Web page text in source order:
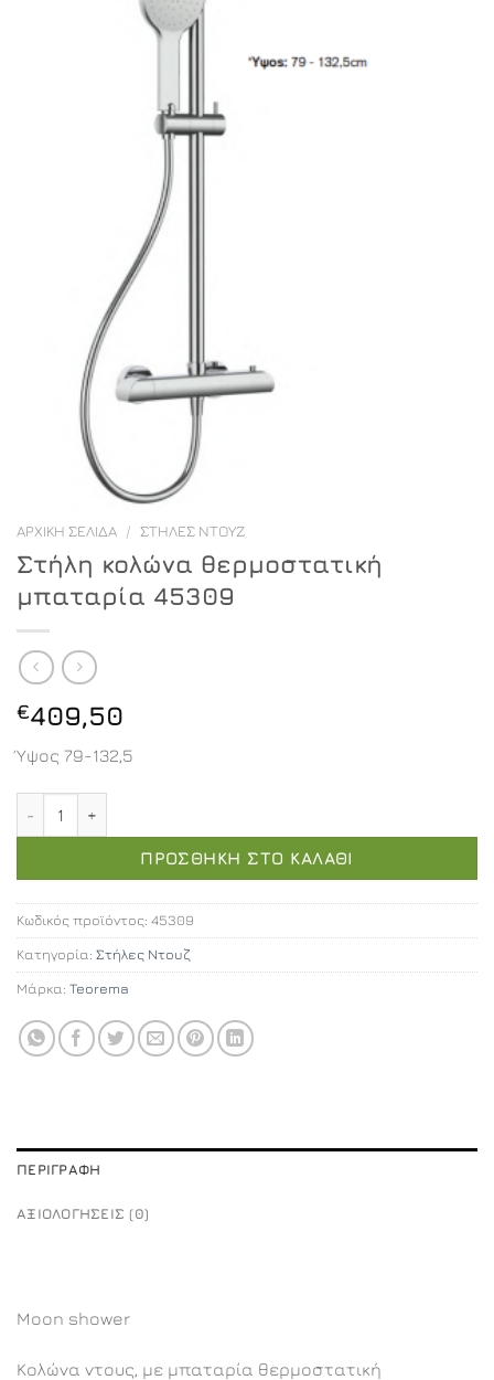
ΑΡΧΙΚΉ ΣΕΛΊΔΑ / ΣΤΉΛΕΣ ΝΤΟΥΖ
Στήλη κολώνα θερμοστατική
μπαταρία 45309
€409,50
Ύψος 79-132,5
ΠΡΟΣΘΉΚΗ ΣΤΟ ΚΑΛΆΘΙ
Κωδικός προϊόντος: 45309
Κατηγορία: Στήλες Ντουζ
Μάρκα: Teorema
ΠΕΡΙΓΡΑΦΉ
ΑΞΙΟΛΟΓΉΣΕΙΣ (0)
Moon shower
Κολώνα ντους, με μπαταρία θερμοστατική